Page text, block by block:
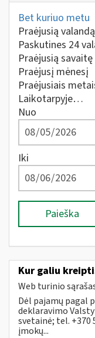
Bet kuriuo metu
Praėjusią valandą
Paskutines 24
Praėjusią savaitę
Praėjusį mėnesį
Praėjusiais
Laikotarpyje…
Nuo
Iki
Paieška
Kur galiu
Web turinio
Dėl pajamų pagal
deklaravimo
svetainė; tel. +370
įmokų...